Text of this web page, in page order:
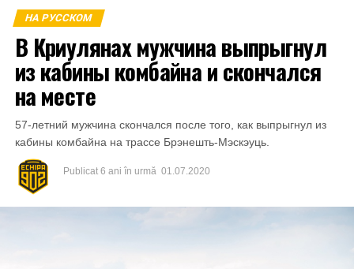
vătămate din mun.Bălți a primit o parte din sumă și anume
1000 de lei.
НА РУССКОМ
В Криулянах мужчина выпрыгнул
из кабины комбайна и скончался
на месте
57-летний мужчина скончался после того, как выпрыгнул из
кабины комбайна на трассе Брэнешть-Мэскэуць.
Publicat 6 ani în urmă 01.07.2020